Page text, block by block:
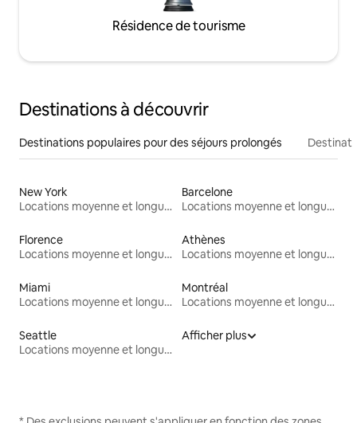
Résidence de tourisme
Destinations à découvrir
Destinations populaires pour des séjours prolongés
New York
Locations moyenne et longue durée
Barcelone
Locations moyenne et longue durée
Florence
Locations moyenne et longue durée
Athènes
Locations moyenne et longue durée
Miami
Locations moyenne et longue durée
Montréal
Locations moyenne et longue durée
Seattle
Locations moyenne et longue durée
Afficher plus